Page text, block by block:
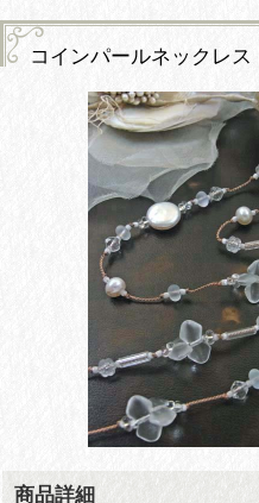
コインパールネックレス
商品詳細